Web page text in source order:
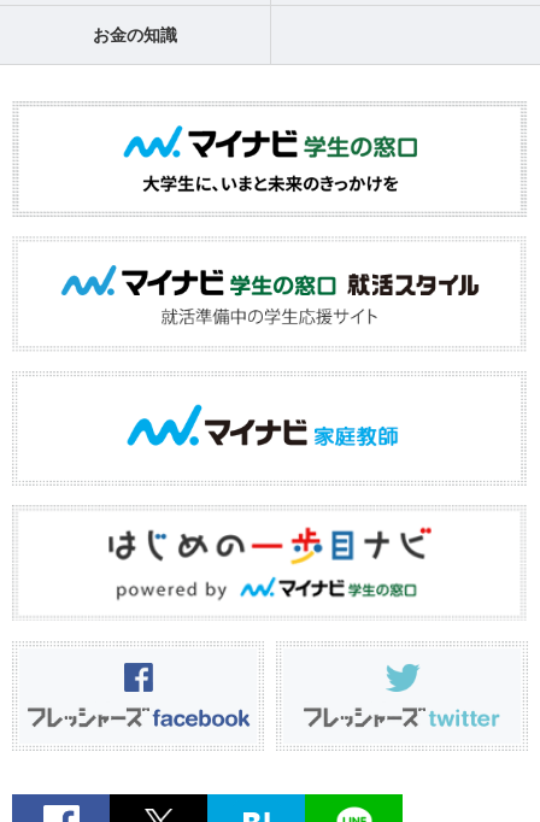
お金の知識